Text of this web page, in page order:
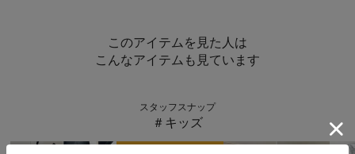
このアイテムを見た人は
こんなアイテムも見ています
スタッフスナップ
＃キッズ